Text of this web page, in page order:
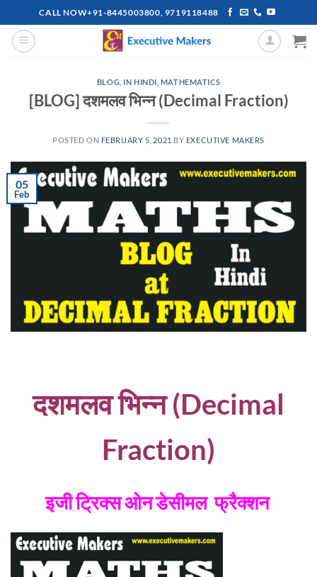
to
content
CALL NOW+91-8445003800, 9719118488
BLOG IN HINDI MATHEMATICS
[BLOG] दशमलव भिन्न (Decimal Fraction)
POSTED ON FEBRUARY 5, 2021 BY EXECUTIVE MAKERS
05
Feb
दशमलव भिन्न (Decimal
Fraction)
इजी ट्रिक्स ओन डेसीमल फ्रैक्शन